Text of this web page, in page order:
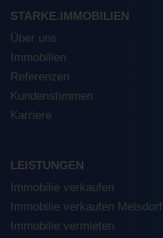
STARKE.IMMOBILIEN
Über uns
Immobilien
Referenzen
Kundenstimmen
Karriere
LEISTUNGEN
Immobilie verkaufen
Immobilie verkaufen Melsdorf
Immobilie vermieten